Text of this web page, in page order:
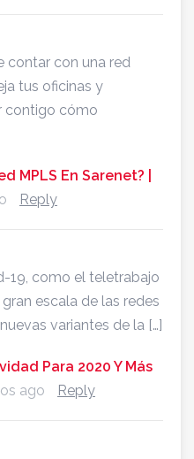
contar con una red
tus oficinas y
contigo cómo
MPLS En Sarenet? |
Reply
19, como el teletrabajo
escala de las redes
variantes de la […]
Para 2020 Y Más
ago Reply